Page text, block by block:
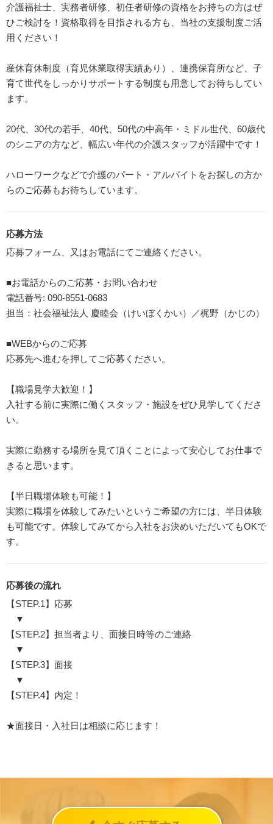
介護福祉士、実務者研修、初任者研修の資格をお持ちの方はぜ
ひご検討を！資格取得を目指される方も、当社の支援制度ご活
用ください！
産休育休制度（育児休業取得実績あり）、連携保育所など、子
育て世代をしっかりサポートする制度も用意してお待ちしてい
ます。
20代、30代の若手、40代、50代の中高年・ミドル世代、60歳代
のシニアの方など、幅広い年代の介護スタッフが活躍中です！
ハローワークなどで介護のパート・アルバイトをお探しの方か
らのご応募もお待ちしています。
応募方法
応募フォーム、又はお電話にてご連絡ください。
■お電話からのご応募・お問い合わせ
電話番号: 090-8551-0683
担当：社会福祉法人 慶睦会（けいぼくかい）／梶野（かじの）
■WEBからのご応募
応募先へ進むを押してご応募ください。
【職場見学大歓迎！】
入社する前に実際に働くスタッフ・施設をぜひ見学してくださ
い。
実際に勤務する場所を見て頂くことによって安心してお仕事で
きると思います。
【半日職場体験も可能！】
実際に職場を体験してみたいというご希望の方には、半日体験
も可能です。体験してみてから入社をお決めいただいてもOKで
す。
応募後の流れ
【STEP.1】応募
▼
【STEP.2】担当者より、面接日時等のご連絡
▼
【STEP.3】面接
▼
【STEP.4】内定！
★面接日・入社日は相談に応じます！